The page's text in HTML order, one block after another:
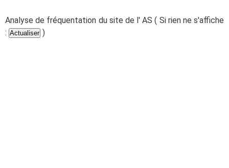
Analyse de fréquentation du site de l' AS ( Si rien ne s'affiche
:
)